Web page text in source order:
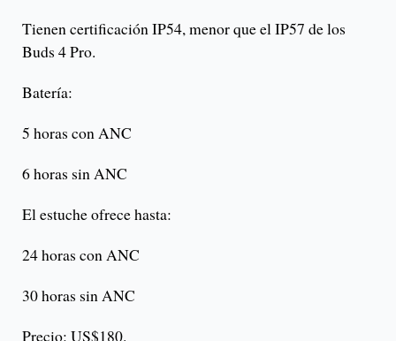
Tienen certificación IP54, menor que el IP57 de los
Buds 4 Pro.
Batería:
5 horas con ANC
6 horas sin ANC
El estuche ofrece hasta:
24 horas con ANC
30 horas sin ANC
Precio: US$180.